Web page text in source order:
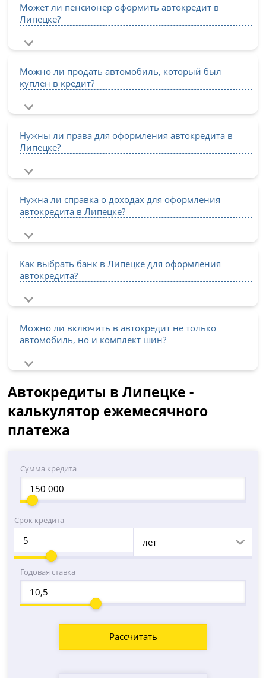
Может ли пенсионер оформить автокредит в
Липецке?
Можно ли продать автомобиль, который был
куплен в кредит?
Нужны ли права для оформления автокредита в
Липецке?
Нужна ли справка о доходах для оформления
автокредита в Липецке?
Как выбрать банк в Липецке для оформления
автокредита?
Можно ли включить в автокредит не только
автомобиль, но и комплект шин?
Автокредиты в Липецке -
калькулятор ежемесячного
платежа
Сумма кредита
Срок кредита
лет
Годовая ставка
Рассчитать